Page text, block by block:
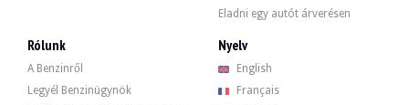
Eladni egy autót árverésen
Rólunk
A Benzinről
Legyél Benzinügynök
Nyelv
English
Français